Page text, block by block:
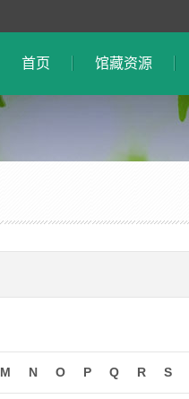
首页 馆藏资源
M N O P Q R S